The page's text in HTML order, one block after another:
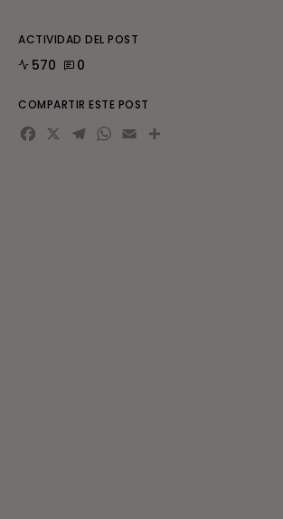
ACTIVIDAD DEL POST
570 0
COMPARTIR ESTE POST
Facebook
X Telegram
WhatsApp
Email